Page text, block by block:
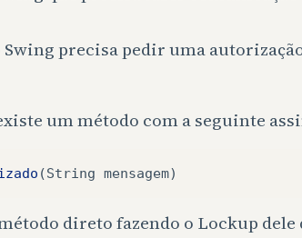
Swing precisa pedir uma
um método com a seguinte
(String mensagem)
direto fazendo o Lockup dele